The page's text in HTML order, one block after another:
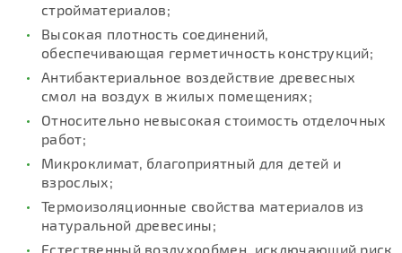
стройматериалов;
Высокая плотность соединений,
обеспечивающая герметичность конструкций;
Антибактериальное воздействие древесных
смол на воздух в жилых помещениях;
Относительно невысокая стоимость отделочных
работ;
Микроклимат, благоприятный для детей и
взрослых;
Термоизоляционные свойства материалов из
натуральной древесины;
Естественный воздухообмен, исключающий риск